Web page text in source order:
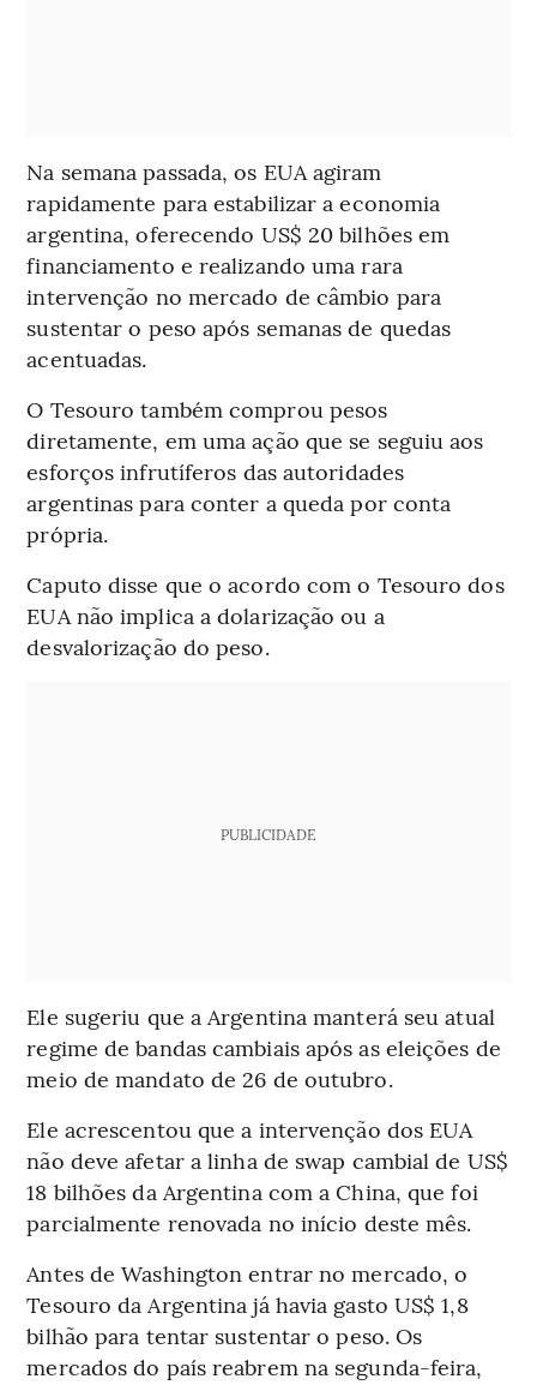
Na semana passada, os EUA agiram
rapidamente para estabilizar a economia
argentina, oferecendo US$ 20 bilhões em
financiamento e realizando uma rara
intervenção no mercado de câmbio para
sustentar o peso após semanas de quedas
acentuadas.
O Tesouro também comprou pesos
diretamente, em uma ação que se seguiu aos
esforços infrutíferos das autoridades
argentinas para conter a queda por conta
própria.
Caputo disse que o acordo com o Tesouro dos
EUA não implica a dolarização ou a
desvalorização do peso.
PUBLICIDADE
Ele sugeriu que a Argentina manterá seu atual
regime de bandas cambiais após as eleições de
meio de mandato de 26 de outubro.
Ele acrescentou que a intervenção dos EUA
não deve afetar a linha de swap cambial de US$
18 bilhões da Argentina com a China, que foi
parcialmente renovada no início deste mês.
Antes de Washington entrar no mercado, o
Tesouro da Argentina já havia gasto US$ 1,8
bilhão para tentar sustentar o peso. Os
mercados do país reabrem na segunda-feira,